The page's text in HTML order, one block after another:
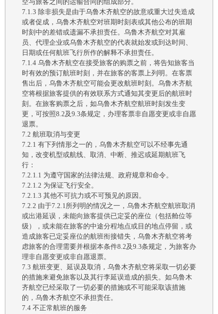
空与旅客之间的运输合同的组成部分。
7.1.3 除非损失是由于乌鲁木齐航空的故意或重大过失造成
或者促成 ， 乌鲁木齐航空对班期时刻表或其他公布的班期
时刻中的差错或遗漏不承担责任。 乌鲁木齐航空对其雇
员、代理企业或乌鲁木齐航空的代表就始发或到达时间、
日期或任何航班飞行所作的解释不承担责任。
7.1.4 乌鲁木齐航空在接受旅客的购票之前，将告知旅客当
时有效的预订航班时刻，并在旅客的客票上列明。在客票
售出后， 乌鲁木齐航空可能会更改航班时刻。 乌鲁木齐航
空将根据旅客提供的有效联系方式通知其变更后的航班时
刻。 在旅客购票之后，如乌鲁木齐航空航班时刻 发生变
更，可按照8.2及9.3条规定，办理客票非自愿变更或非自愿
退票。
7.2 航班取消与变更
7.2.1 有下列情形之一的， 乌鲁木齐航空可 以不经事先通
知，改变机型或航线、取消、中断、推迟或延期航班飞
行：
7.2.1.1 为遵守国家的法律法规、 政府规章和命令。
7.2.1.2 为保证飞行安全。
7.2.1.3 其他不可抗力或不可预见的原因 。
7.2.2 由于7.2.1所列明的情况之一， 乌鲁木齐航空航班取消
或出港延误，未能向旅客提供已定妥的座位（包括舱位等
级），或未能在旅客的中途分程地点或目的地点停留，或
造成旅客已定妥座位的航班衔接错失， 乌鲁木齐航空将考
虑旅客的合理需要并根据本条件8.2及9.3条规定， 为旅客办
理非自愿变更或非自愿退票。
7.3 航班变更、延误及取消，乌鲁木齐航空将采取一切 必要
的措施来避免旅客以及其行李延误造成的损失。如乌鲁木
齐航空已经采取了一切必要的措施或不可能采取该措施
的， 乌鲁木齐航空不承担责任。
7.4 不正常航班的服务